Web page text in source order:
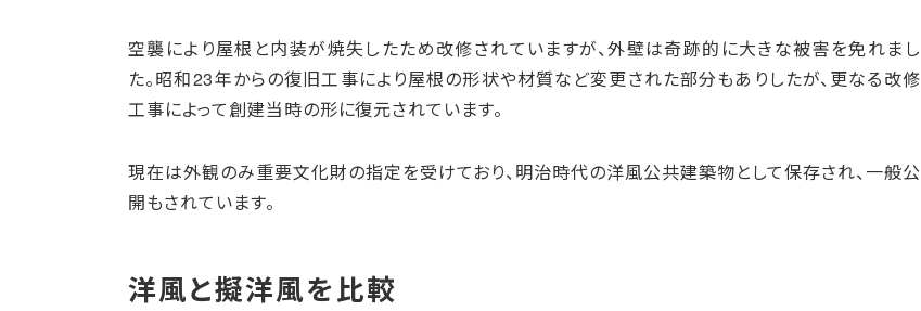
空襲により屋根と内装が焼失したため改修されていますが、外壁は奇跡的に大きな被害を免れまし
た。昭和23年からの復旧工事により屋根の形状や材質など変更された部分もありしたが、更なる改修
工事によって創建当時の形に復元されています。
現在は外観のみ重要文化財の指定を受けており、明治時代の洋風公共建築物として保存され、一般公
開もされています。
洋風と擬洋風を比較